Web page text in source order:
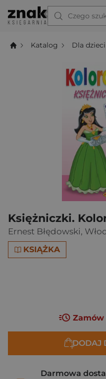
Czego
Katalog Dla dzieci
Księżniczki.
Ernest Błędowski,
KSIĄŻKA
Zamów
DODAJ
Darmowa